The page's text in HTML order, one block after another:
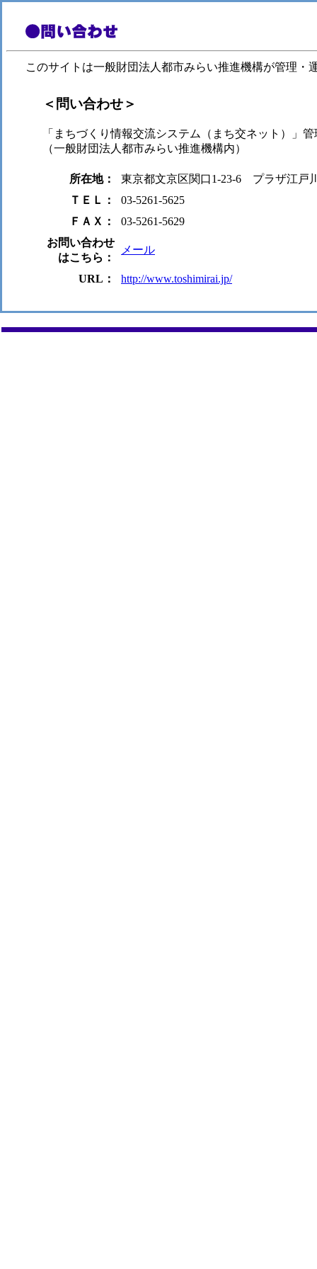
このサイトは一般財団法人都市みらい推進機構が管理・
＜問い合わせ＞
「まちづくり情報交流システム（まち交ネット）」管
（一般財団法人都市みらい推進機構内）
所在地：
東京都文京区関口1-23-6 プラザ江戸
ＴＥＬ：
03-5261-5625
ＦＡＸ：
03-5261-5629
お問い合わせ
はこちら：
メール
URL： http://www.toshimirai.jp/